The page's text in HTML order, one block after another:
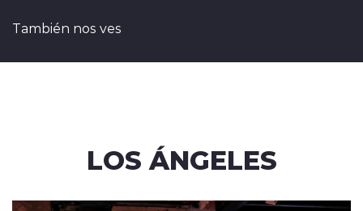
También nos ves
LOS ÁNGELES